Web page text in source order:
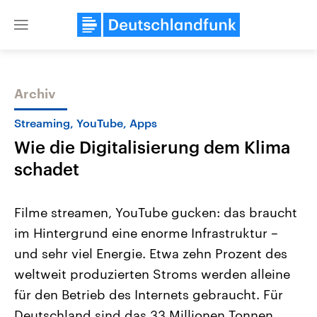
Close
Themen
Landtagswahl Sachsen-Anhalt
2026
Alle Informationen
Sachsen-Anhalt wählt am 6.
September 2026 einen neuen
Landtag. Seit 2021 wird das
Bundesland von einer Koalition aus
USA
Aktuelle Beiträge,
Hintergründe
Wirtschaftlich und
gehören die Vereinigten
den mächtigsten Ländern
mit großem Einfluss auf
Archiv
Streaming, YouTube, Apps
Wie die Digitalisierung dem Klima
schadet
Filme streamen, YouTube gucken: das braucht
im Hintergrund eine enorme Infrastruktur –
und sehr viel Energie. Etwa zehn Prozent des
weltweit produzierten Stroms werden alleine
für den Betrieb des Internets gebraucht. Für